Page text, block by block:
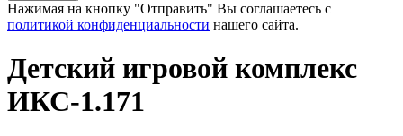
Нажимая на кнопку "Отправить" Вы соглашаетесь с
политикой конфиденциальности нашего сайта.
Детский игровой комплекс
ИКС-1.171